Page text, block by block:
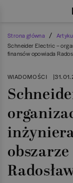
Strona główna /
Schneider Electric –
finansów opowiada
WIADOMOŚCI |